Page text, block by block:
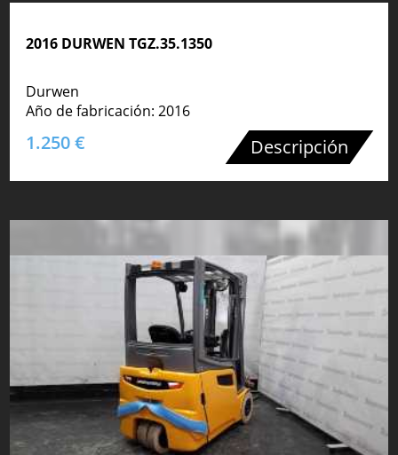
2016 DURWEN TGZ.35.1350
Durwen
Año de fabricación: 2016
1.250 € Descripción